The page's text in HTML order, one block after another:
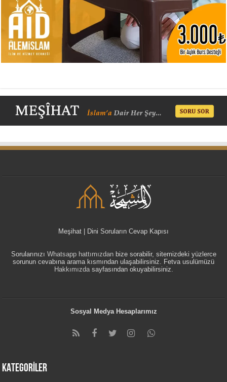
Meşihat | Dini Soruların Cevap Kapısı
Sorularınızı Whatsapp hattımızdanbize sorabilir, sitemizdeki yüzlerce
sorunun cevabına arama kısmından ulaşabilirsiniz. Fetva usulümüzü
Hakkımızdasayfasından okuyabilirsiniz.
Sosyal Medya Hesaplarımız
KATEGORİLER